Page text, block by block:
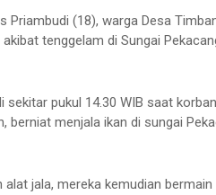
Priambudi (18), warga Desa
tenggelam di Sungai
pukul 14.30 WIB saat korban
berniat menjala ikan di sungai
jala, mereka kemudian bermain